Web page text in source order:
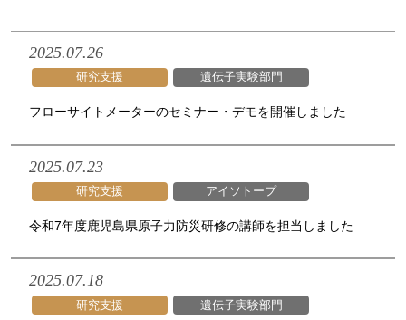
2025.07.26
研究支援 遺伝子実験部門
フローサイトメーターのセミナー・デモを開催しました
2025.07.23
研究支援 アイソトープ
令和7年度鹿児島県原子力防災研修の講師を担当しました
2025.07.18
研究支援 遺伝子実験部門